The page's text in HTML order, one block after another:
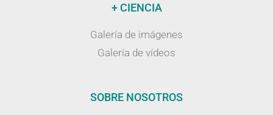
+ CIENCIA
Galería de imágenes
Galería de vídeos
SOBRE NOSOTROS